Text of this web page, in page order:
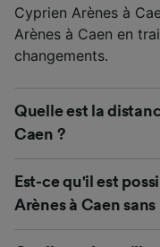
Cyprien Arènes à
Arènes à Caen en
changements.
Quelle est la
Caen ?
Est-ce qu'il est
Arènes à Caen